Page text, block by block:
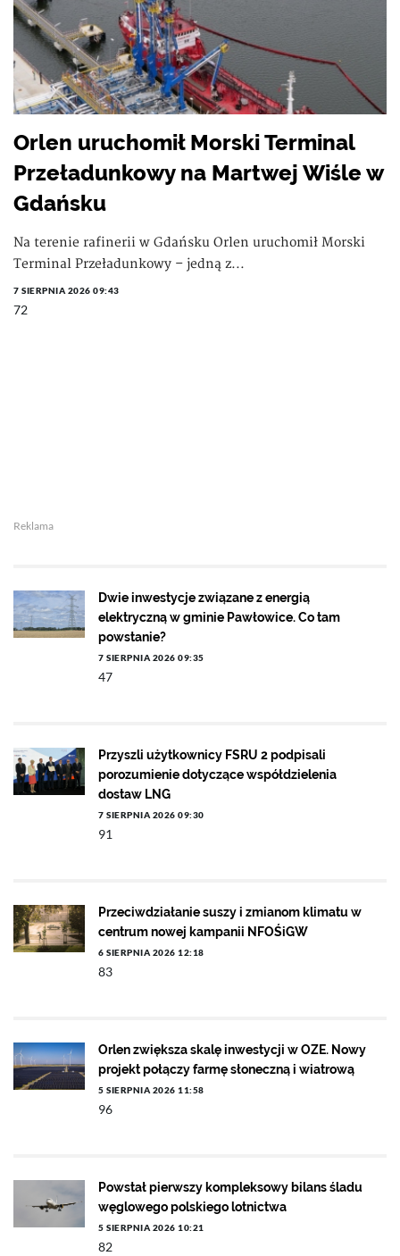
Orlen uruchomił Morski Terminal
Przeładunkowy na Martwej Wiśle w
Gdańsku
Na terenie rafinerii w Gdańsku Orlen uruchomił Morski
Terminal Przeładunkowy – jedną z...
7 SIERPNIA 2026 09:43
72
Reklama
Dwie inwestycje związane z energią
elektryczną w gminie Pawłowice. Co tam
powstanie?
7 SIERPNIA 2026 09:35
47
Przyszli użytkownicy FSRU 2 podpisali
porozumienie dotyczące współdzielenia
dostaw LNG
7 SIERPNIA 2026 09:30
91
Przeciwdziałanie suszy i zmianom klimatu w
centrum nowej kampanii NFOŚiGW
6 SIERPNIA 2026 12:18
83
Orlen zwiększa skalę inwestycji w OZE. Nowy
projekt połączy farmę słoneczną i wiatrową
5 SIERPNIA 2026 11:58
96
Powstał pierwszy kompleksowy bilans śladu
węglowego polskiego lotnictwa
5 SIERPNIA 2026 10:21
82